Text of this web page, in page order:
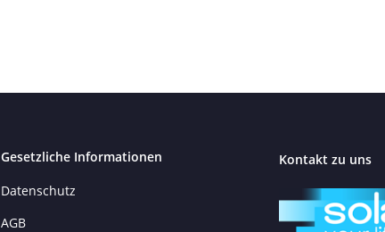
Gesetzliche Informationen
Datenschutz
AGB
Kontakt zu uns